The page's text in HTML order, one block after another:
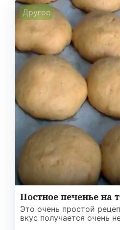
Другое
Постное печенье на
Это очень простой
вкус получается очень